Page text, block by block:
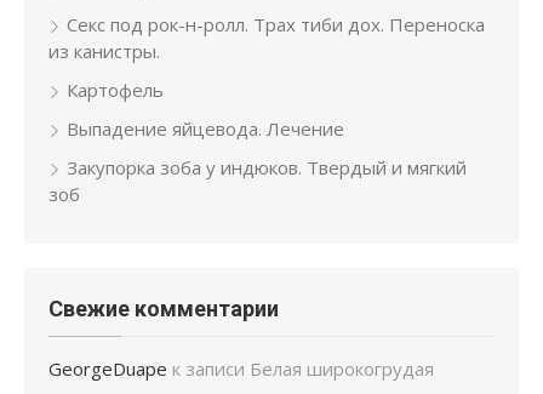
Секс под рок-н-ролл. Трах тиби дох. Переноска
из канистры.
Картофель
Выпадение яйцевода. Лечение
Закупорка зоба у индюков. Твердый и мягкий
зоб
Свежие комментарии
GeorgeDuape к записи Белая широкогрудая